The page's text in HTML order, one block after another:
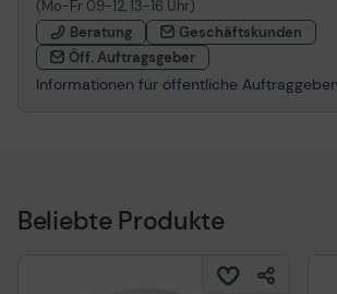
(Mo-Fr 09-12, 13-16 Uhr)
Beratung
Geschäftskunden
Öff. Auftragsgeber
Informationen für öffentliche Auftraggeber
Beliebte Produkte